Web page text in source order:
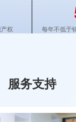
权 每年不低于
服务支持